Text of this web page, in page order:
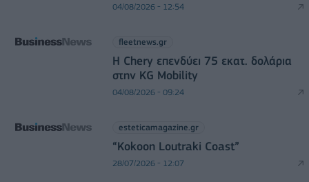
04/08/2026 - 12:54
fleetnews.gr
Η Chery επενδύει 75 εκατ. δολάρια
στην KG Mobility
04/08/2026 - 09:24
esteticamagazine.gr
“Kokoon Loutraki Coast”
28/07/2026 - 12:07